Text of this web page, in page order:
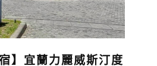
】宜蘭力麗威斯汀度